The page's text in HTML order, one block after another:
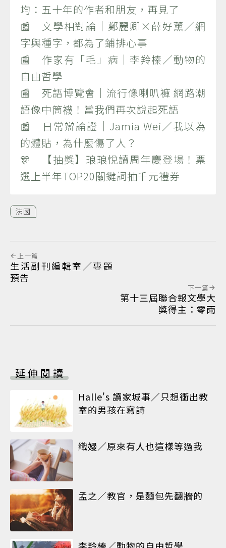
均：五十年的作者和朋友，再見了
📰 文學相對論｜鄭麗卿×薛好薰／網
字與種字，都為了鋪排心事
📰 作家有「毛」病｜李羚榛／動物的
自由哲學
📰 死語博覽會｜流行像喇叭褲 網路潮
語像中筒襪！當我們再次說起死語
📰 日常辯論證｜Jamia Wei／我以為
的體貼，為什麼傷了人？
🎊 【抽獎】琅琅悅讀周年慶登場！票
選上半年TOP20關鍵詞抽千元禮券
法國
上一篇
生活副刊編輯室／專題
預告
下一篇
第十三屆聯合報文學大
獎得主：零雨
延伸閱讀
Halle's 讀家城事／只想衝出教
室的男孩在寫詩
織嫚／原來有人也這樣等過我
孟之／教官，是麵包先翻牆的
李羚榛／動物的自由哲學